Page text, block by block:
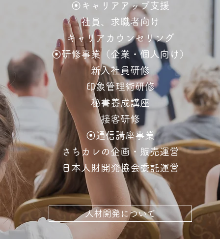
⦿キャリアアップ支援
社員、求職者向け
キャリアカウンセリング
⦿研修事業（企業・個人向け）
新入社員研修
印象管理術研修
秘書養成講座
接客研修
⦿通信講座事業
さちカレの企画・販売運営
日本人財開発協会委託運営
人材開発について